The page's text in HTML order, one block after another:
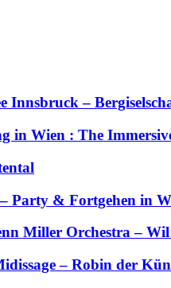
Innsbruck –
in Wien : The
Party & Fortgehen in
Miller Orchestra –
– Robin der